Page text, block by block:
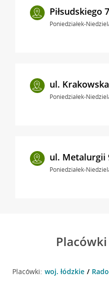
Piłsudskiego
Poniedziałek-
ul.
Poniedziałek-
ul. Metalurgii
Poniedziałek-
Placówki: woj. łódzkie